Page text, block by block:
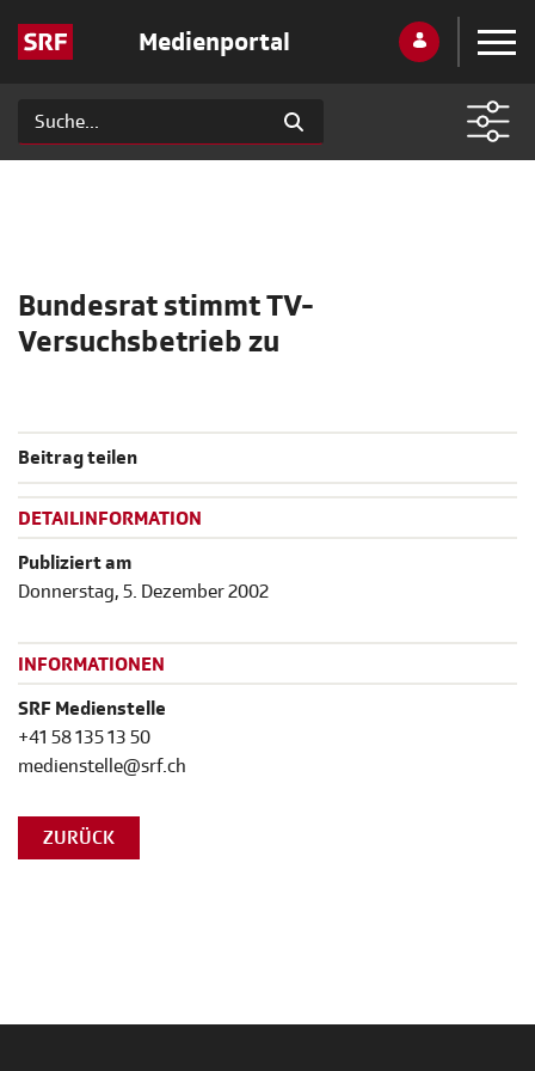
Medienportal
Bundesrat stimmt TV-
Versuchsbetrieb zu
Beitrag teilen
DETAILINFORMATION
Publiziert am
Donnerstag, 5. Dezember 2002
INFORMATIONEN
SRF Medienstelle
+41 58 135 13 50
medienstelle@srf.ch
ZURÜCK